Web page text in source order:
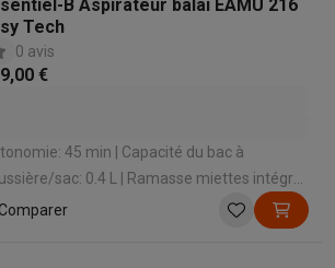
B Aspirateur balai EAMU 216
Tech
0 avis
€
45 min | Capacité du bac à
sac: 0.4 L | Ramasse miettes intégré:
| Temps de charge: 210 min | Station de